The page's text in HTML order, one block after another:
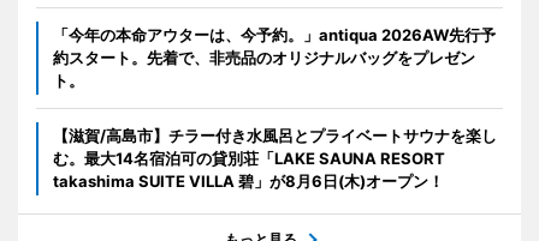
「今年の本命アウターは、今予約。」antiqua 2026AW先行予
約スタート。先着で、非売品のオリジナルバッグをプレゼン
ト。
【滋賀/高島市】チラー付き水風呂とプライベートサウナを楽し
む。最大14名宿泊可の貸別荘「LAKE SAUNA RESORT
takashima SUITE VILLA 碧」が8月6日(木)オープン！